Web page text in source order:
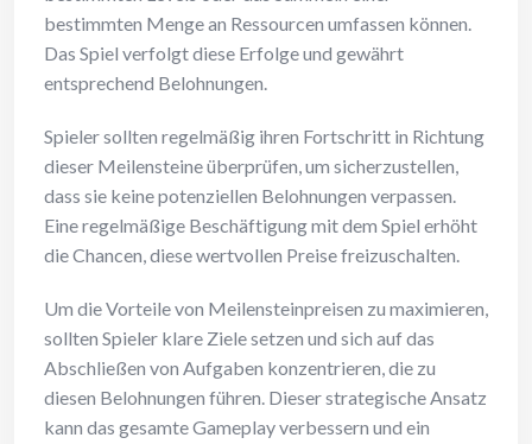
bestimmten Menge an Ressourcen umfassen können.
Das Spiel verfolgt diese Erfolge und gewährt
entsprechend Belohnungen.
Spieler sollten regelmäßig ihren Fortschritt in Richtung
dieser Meilensteine überprüfen, um sicherzustellen,
dass sie keine potenziellen Belohnungen verpassen.
Eine regelmäßige Beschäftigung mit dem Spiel erhöht
die Chancen, diese wertvollen Preise freizuschalten.
Um die Vorteile von Meilensteinpreisen zu maximieren,
sollten Spieler klare Ziele setzen und sich auf das
Abschließen von Aufgaben konzentrieren, die zu
diesen Belohnungen führen. Dieser strategische Ansatz
kann das gesamte Gameplay verbessern und ein